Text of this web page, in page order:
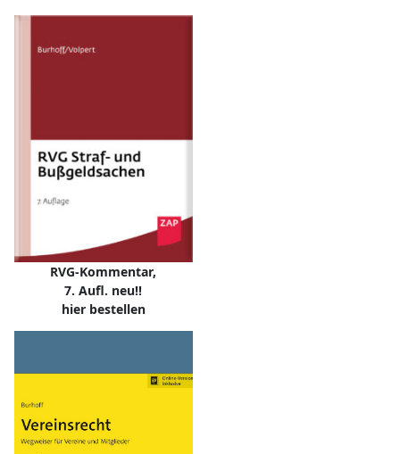
RVG-Kommentar,
7. Aufl. neu!!
hier bestellen